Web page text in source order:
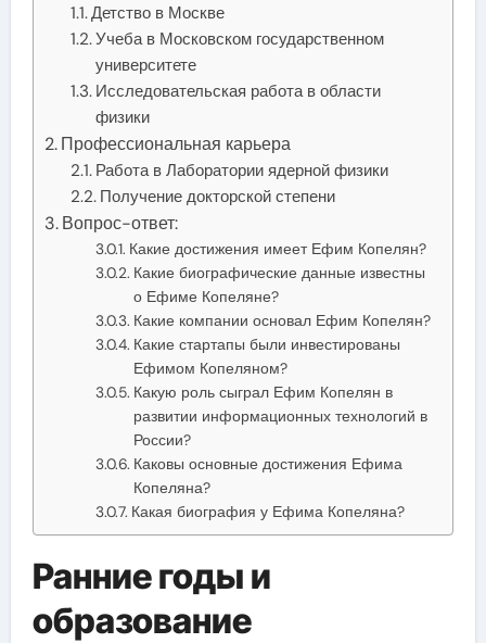
Детство в Москве
Учеба в Московском государственном
университете
Исследовательская работа в области
физики
Профессиональная карьера
Работа в Лаборатории ядерной физики
Получение докторской степени
Вопрос-ответ:
Какие достижения имеет Ефим Копелян?
Какие биографические данные известны
о Ефиме Копеляне?
Какие компании основал Ефим Копелян?
Какие стартапы были инвестированы
Ефимом Копеляном?
Какую роль сыграл Ефим Копелян в
развитии информационных технологий в
России?
Каковы основные достижения Ефима
Копеляна?
Какая биография у Ефима Копеляна?
Ранние годы и
образование